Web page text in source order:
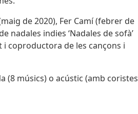
de 2020), Fer Camí (febrer de
nadales indies ‘Nadales de sofà’
coproductora de les cançons i
(8 músics) o acústic (amb coristes